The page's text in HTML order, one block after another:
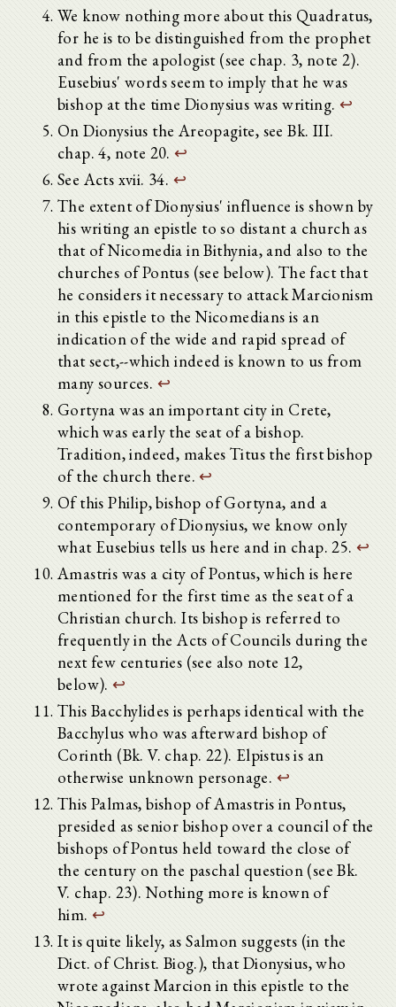
We know nothing more about this Quadratus,
for he is to be distinguished from the prophet
and from the apologist (see chap. 3, note 2).
Eusebius' words seem to imply that he was
bishop at the time Dionysius was writing. ↩
On Dionysius the Areopagite, see Bk. III.
chap. 4, note 20.↩
See Acts xvii. 34. ↩
The extent of Dionysius' influence is shown by
his writing an epistle to so distant a church as
that of Nicomedia in Bithynia, and also to the
churches of Pontus (see below). The fact that
he considers it necessary to attack Marcionism
in this epistle to the Nicomedians is an
indication of the wide and rapid spread of
that sect,--which indeed is known to us from
many sources. ↩
Gortyna was an important city in Crete,
which was early the seat of a bishop.
Tradition, indeed, makes Titus the first bishop
of the church there. ↩
Of this Philip, bishop of Gortyna, and a
contemporary of Dionysius, we know only
what Eusebius tells us here and in chap. 25. ↩
Amastris was a city of Pontus, which is here
mentioned for the first time as the seat of a
Christian church. Its bishop is referred to
frequently in the Acts of Councils during the
next few centuries (see also note 12,
below).↩
This Bacchylides is perhaps identical with the
Bacchylus who was afterward bishop of
Corinth (Bk. V. chap. 22). Elpistus is an
otherwise unknown personage. ↩
This Palmas, bishop of Amastris in Pontus,
presided as senior bishop over a council of the
bishops of Pontus held toward the close of
the century on the paschal question (see Bk.
V. chap. 23). Nothing more is known of
him. ↩
It is quite likely, as Salmon suggests (in the
Dict. of Christ. Biog.), that Dionysius, who
wrote against Marcion in this epistle to the